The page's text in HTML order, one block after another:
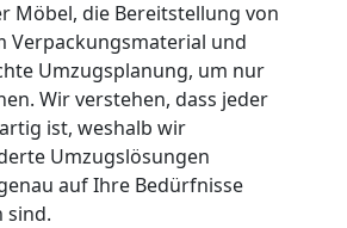
Möbel, die Bereitstellung von
Verpackungsmaterial und
Umzugsplanung, um nur
Wir verstehen, dass jeder
ist, weshalb wir
Umzugslösungen
auf Ihre Bedürfnisse
sind.